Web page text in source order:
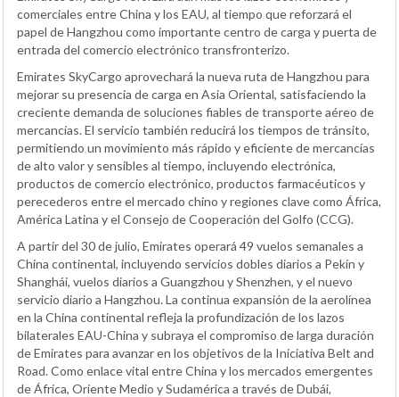
comerciales entre China y los EAU, al tiempo que reforzará el
papel de Hangzhou como importante centro de carga y puerta de
entrada del comercio electrónico transfronterizo.
Emirates SkyCargo aprovechará la nueva ruta de Hangzhou para
mejorar su presencia de carga en Asia Oriental, satisfaciendo la
creciente demanda de soluciones fiables de transporte aéreo de
mercancías. El servicio también reducirá los tiempos de tránsito,
permitiendo un movimiento más rápido y eficiente de mercancías
de alto valor y sensibles al tiempo, incluyendo electrónica,
productos de comercio electrónico, productos farmacéuticos y
perecederos entre el mercado chino y regiones clave como África,
América Latina y el Consejo de Cooperación del Golfo (CCG).
A partir del 30 de julio, Emirates operará 49 vuelos semanales a
China continental, incluyendo servicios dobles diarios a Pekín y
Shanghái, vuelos diarios a Guangzhou y Shenzhen, y el nuevo
servicio diario a Hangzhou. La continua expansión de la aerolínea
en la China continental refleja la profundización de los lazos
bilaterales EAU-China y subraya el compromiso de larga duración
de Emirates para avanzar en los objetivos de la Iniciativa Belt and
Road. Como enlace vital entre China y los mercados emergentes
de África, Oriente Medio y Sudamérica a través de Dubái,